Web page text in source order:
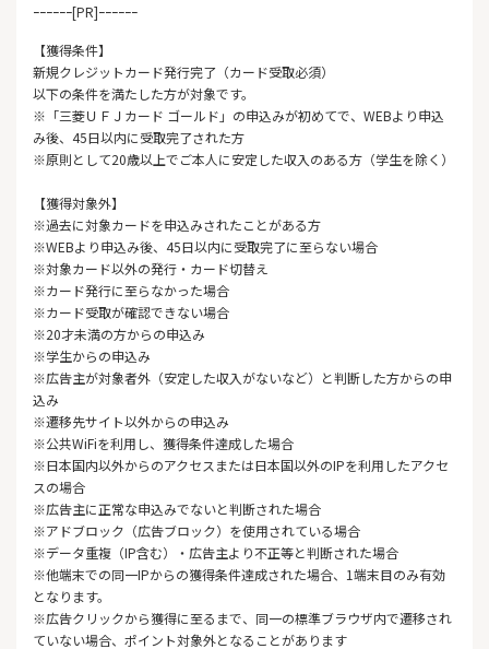
ｰｰｰｰｰｰ[PR]ｰｰｰｰｰｰ
【獲得条件】
新規クレジットカード発行完了（カード受取必須）
以下の条件を満たした方が対象です。
※「三菱ＵＦＪカード ゴールド」の申込みが初めてで、WEBより申込
み後、45日以内に受取完了された方
※原則として20歳以上でご本人に安定した収入のある方（学生を除く）
【獲得対象外】
※過去に対象カードを申込みされたことがある方
※WEBより申込み後、45日以内に受取完了に至らない場合
※対象カード以外の発行・カード切替え
※カード発行に至らなかった場合
※カード受取が確認できない場合
※20才未満の方からの申込み
※学生からの申込み
※広告主が対象者外（安定した収入がないなど）と判断した方からの申
込み
※遷移先サイト以外からの申込み
※公共WiFiを利用し、獲得条件達成した場合
※日本国内以外からのアクセスまたは日本国以外のIPを利用したアクセ
スの場合
※広告主に正常な申込みでないと判断された場合
※アドブロック（広告ブロック）を使用されている場合
※データ重複（IP含む）・広告主より不正等と判断された場合
※他端末での同一IPからの獲得条件達成された場合、1端末目のみ有効
となります。
※広告クリックから獲得に至るまで、同一の標準ブラウザ内で遷移され
ていない場合、ポイント対象外となることがあります